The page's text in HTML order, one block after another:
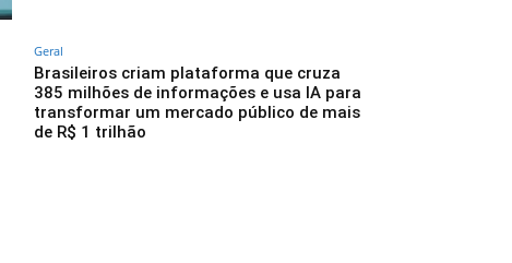
Geral
Brasileiros criam plataforma que cruza
385 milhões de informações e usa IA para
transformar um mercado público de mais
de R$ 1 trilhão